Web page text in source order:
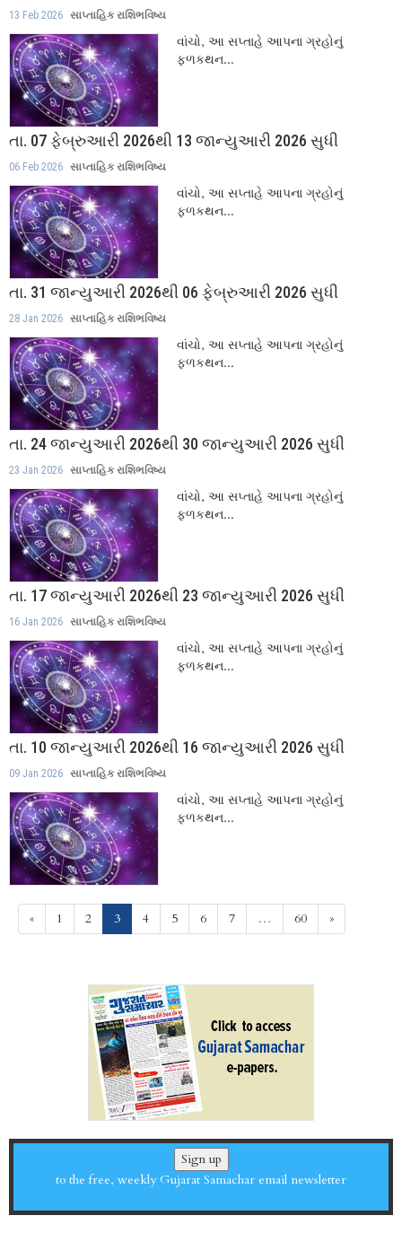
13 Feb 2026 સાપ્તાહિક રાશિભવિષ્ય
વાંચો, આ સપ્તાહે આપના ગ્રહોનું
ફળકથન...
તા. 07 ફેબ્રુઆરી 2026થી 13 જાન્યુઆરી 2026 સુધી
06 Feb 2026 સાપ્તાહિક રાશિભવિષ્ય
વાંચો, આ સપ્તાહે આપના ગ્રહોનું
ફળકથન...
તા. 31 જાન્યુઆરી 2026થી 06 ફેબ્રુઆરી 2026 સુધી
28 Jan 2026 સાપ્તાહિક રાશિભવિષ્ય
વાંચો, આ સપ્તાહે આપના ગ્રહોનું
ફળકથન...
તા. 24 જાન્યુઆરી 2026થી 30 જાન્યુઆરી 2026 સુધી
23 Jan 2026 સાપ્તાહિક રાશિભવિષ્ય
વાંચો, આ સપ્તાહે આપના ગ્રહોનું
ફળકથન...
તા. 17 જાન્યુઆરી 2026થી 23 જાન્યુઆરી 2026 સુધી
16 Jan 2026 સાપ્તાહિક રાશિભવિષ્ય
વાંચો, આ સપ્તાહે આપના ગ્રહોનું
ફળકથન...
તા. 10 જાન્યુઆરી 2026થી 16 જાન્યુઆરી 2026 સુધી
09 Jan 2026 સાપ્તાહિક રાશિભવિષ્ય
વાંચો, આ સપ્તાહે આપના ગ્રહોનું
ફળકથન...
« 1 2 3(current)
4 5 6 7 … 60 »
Sign up
to the free, weekly Gujarat Samachar email newsletter